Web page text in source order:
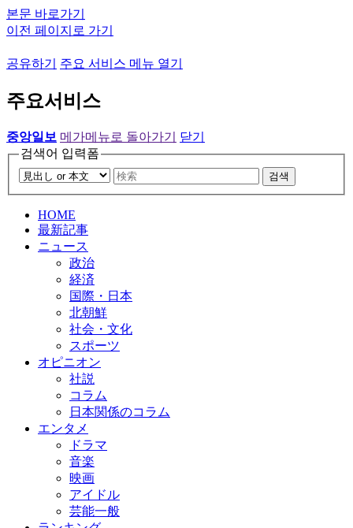
본문 바로가기
이전 페이지로 가기
공유하기 주요 서비스 메뉴 열기
주요서비스
중앙일보 메가메뉴로 돌아가기
닫기
검색어 입력폼
검색
HOME
最新記事
ニュース
政治
経済
国際・日本
北朝鮮
社会・文化
スポーツ
オピニオン
社説
コラム
日本関係のコラム
エンタメ
ドラマ
音楽
映画
アイドル
芸能一般